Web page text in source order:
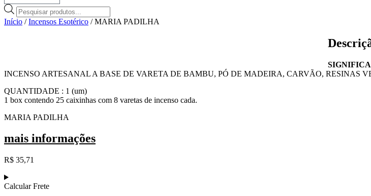
Pesquisar
produtos
Início /Incensos Esotérico / MARIA PADILHA
INCENSO ARTESANAL A BASE DE VARETA DE BAMBU, PÓ DE MADEIRA, CARVÃO, RESINAS
QUANTIDADE : 1 (um)
1 box contendo 25 caixinhas com 8 varetas de incenso cada.
MARIA PADILHA
mais informações
R$ 35,71
Calcular Frete